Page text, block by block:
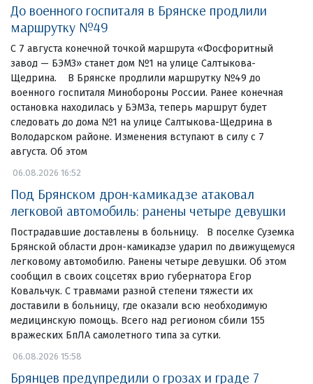
До военного госпиталя в Брянске продлили
маршрутку №49
С 7 августа конечной точкой маршрута «Фосфоритный
завод — БЭМЗ» станет дом №1 на улице Салтыкова-
Щедрина. В Брянске продлили маршрутку №49 до
военного госпиталя Минобороны России. Ранее конечная
остановка находилась у БЭМЗа, теперь маршрут будет
следовать до дома №1 на улице Салтыкова-Щедрина в
Володарском районе. Изменения вступают в силу с 7
августа. Об этом
06.08.2026 16:52
Под Брянском дрон-камикадзе атаковал
легковой автомобиль: ранены четыре девушки
Пострадавшие доставлены в больницу. В поселке Суземка
Брянской области дрон-камикадзе ударил по движущемуся
легковому автомобилю. Ранены четыре девушки. Об этом
сообщил в своих соцсетях врио губернатора Егор
Ковальчук. С травмами разной степени тяжести их
доставили в больницу, где оказали всю необходимую
медицинскую помощь. Всего над регионом сбили 155
вражеских БпЛА самолетного типа за сутки.
06.08.2026 15:58
Брянцев предупредили о грозах и граде 7